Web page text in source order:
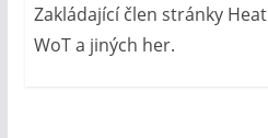
Zakládající člen stránky
WoT a jiných her.